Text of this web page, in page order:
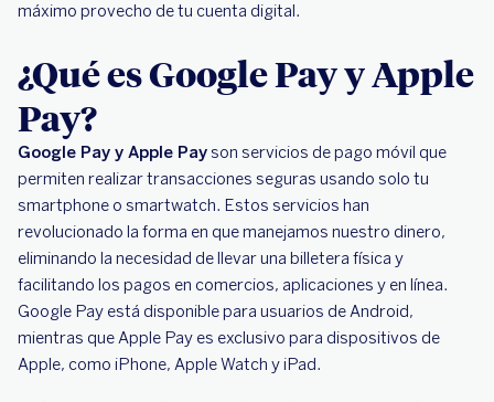
máximo provecho de tu cuenta digital.
¿Qué es Google Pay y Apple
Pay?
Google Pay y Apple Payson servicios de pago móvil que
permiten realizar transacciones seguras usando solo tu
smartphone o smartwatch. Estos servicios han
revolucionado la forma en que manejamos nuestro dinero,
eliminando la necesidad de llevar una billetera física y
facilitando los pagos en comercios, aplicaciones y en línea.
Google Pay está disponible para usuarios de Android,
mientras que Apple Pay es exclusivo para dispositivos de
Apple, como iPhone, Apple Watch y iPad.